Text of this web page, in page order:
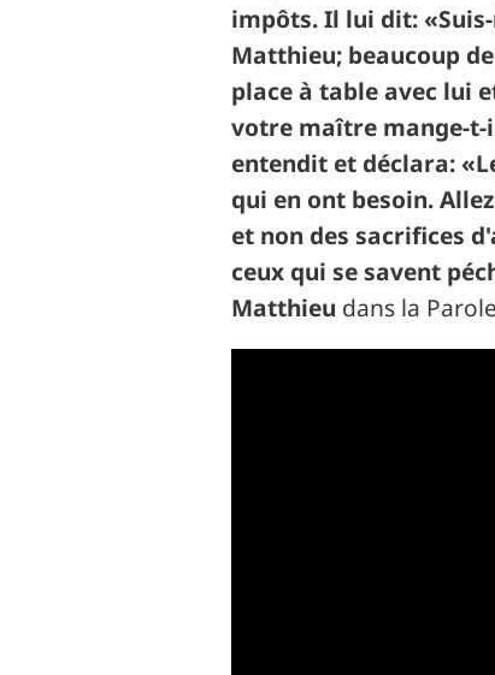
impôts. Il lui dit:
Matthieu; beaucoup
place à table avec lui
votre maître mange-t-
entendit et déclara:
qui en ont besoin.
et non des sacrifices
ceux qui se savent
Matthieu dans la